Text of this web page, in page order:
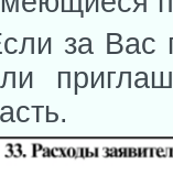
за Вас